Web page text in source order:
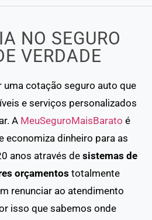
NO SEGURO
VERDADE
uma cotação seguro auto que
e serviços personalizados
A MeuSeguroMaisBarato é
economiza dinheiro para as
anos através de sistemas de
orçamentos totalmente
renunciar ao atendimento
isso que sabemos onde